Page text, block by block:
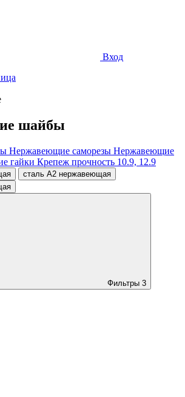
Вход
шайбы
Нержавеющие саморезы Нержавеющие
гайки Крепеж прочность 10.9, 12.9
сталь A2 нержавеющая
Фильтры 3